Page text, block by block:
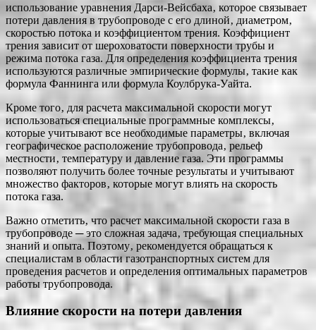
использование уравнения Дарси-Вейсбаха‚ которое связывает
потери давления в трубопроводе с его длиной‚ диаметром‚
скоростью потока и коэффициентом трения. Коэффициент
трения зависит от шероховатости поверхности трубы и
режима потока газа. Для определения коэффициента трения
используются различные эмпирические формулы‚ такие как
формула Фаннинга или формула Коулбрука-Уайта.
Кроме того‚ для расчета максимальной скорости могут
использоваться специальные программные комплексы‚
которые учитывают все необходимые параметры‚ включая
географическое расположение трубопровода‚ рельеф
местности‚ температуру и давление газа. Эти программы
позволяют получить более точные результаты и учитывают
множество факторов‚ которые могут влиять на скорость
потока газа.
Важно отметить‚ что расчет максимальной скорости газа в
трубопроводе ─ это сложная задача‚ требующая специальных
знаний и опыта. Поэтому‚ рекомендуется обращаться к
специалистам в области газотранспортных систем для
проведения расчетов и определения оптимальных параметров
работы трубопровода.
Влияние скорости на потери давления